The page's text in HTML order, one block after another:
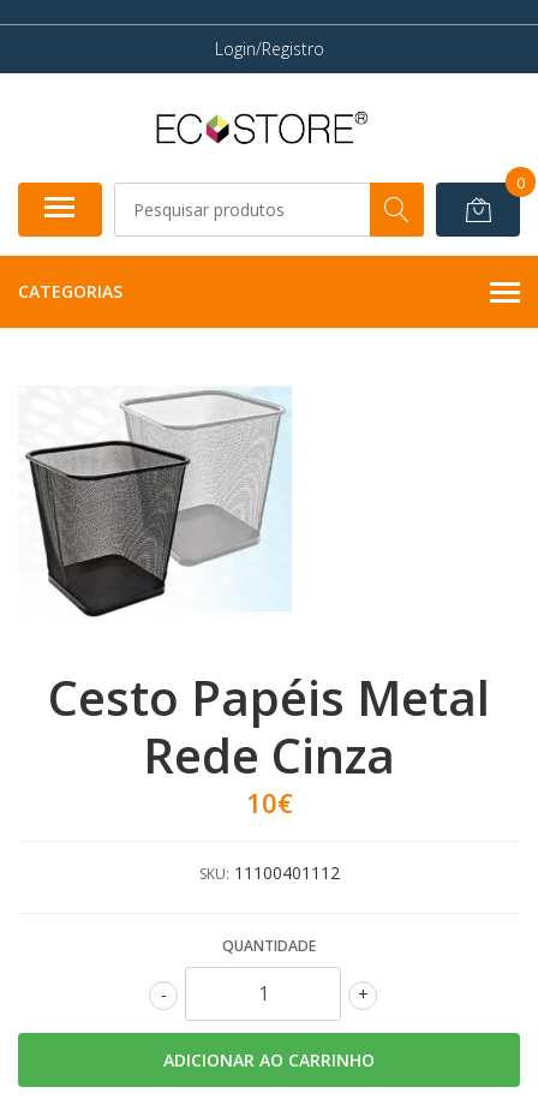
Login/Registro
0
CATEGORIAS
Cesto Papéis Metal
Rede Cinza
10€
SKU: 11100401112
QUANTIDADE
+
-